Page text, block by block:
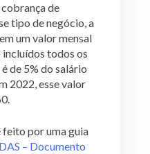
de
tipo de negócio, a
um valor mensal
todos os
de 5% do salário
2022, esse valor
feito por uma guia
DAS – Documento